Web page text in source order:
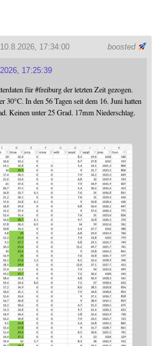
boosted
17:34:00
17:25:39
für#freiburgder letzten Zeit gezogen.
30°C. In den 56 Tagen seit dem 16. Juni hatten
Keinen unter 25 Grad. 17mm Niederschlag.